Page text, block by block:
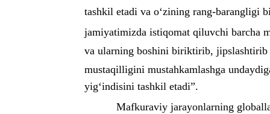
tashkil etadi va o‘zining rang-barangligi
jamiyatimizda istiqomat qiluvchi barcha
va ularning boshini biriktirib, jipslashtirib
mustaqilligini mustahkamlashga
yig‘indisini tashkil etadi”.
Mafkuraviy jarayonlarning